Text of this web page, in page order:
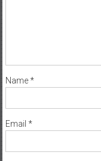
Name*
Email *